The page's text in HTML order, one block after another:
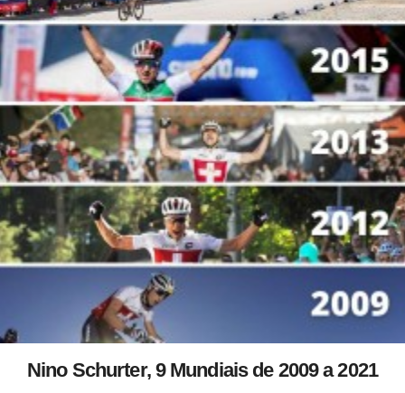
Nino Schurter, 9 Mundiais de 2009 a 2021